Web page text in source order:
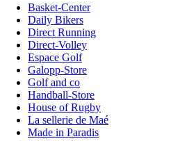
Basket-Center
Daily Bikers
Direct Running
Direct-Volley
Espace Golf
Galopp-Store
Golf and co
Handball-Store
House of Rugby
La sellerie de Maé
Made in Paradis